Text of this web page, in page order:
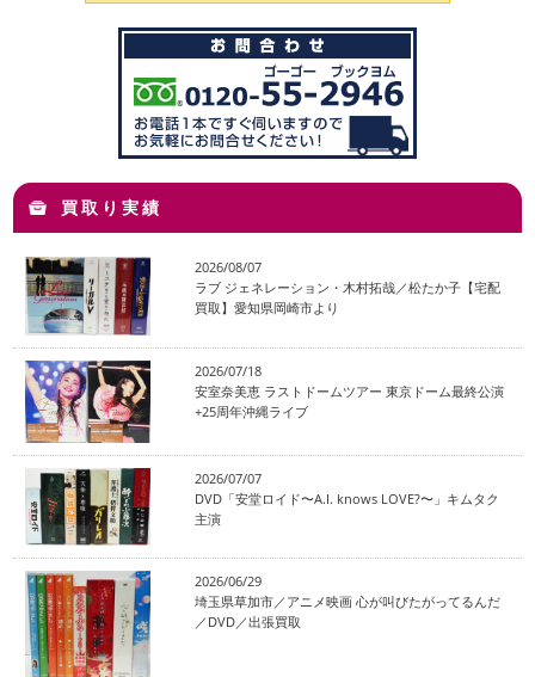
買取り実績
2026/08/07
ラブ ジェネレーション・木村拓哉／松たか子【宅配
買取】愛知県岡崎市より
2026/07/18
安室奈美恵 ラストドームツアー 東京ドーム最終公演
+25周年沖縄ライブ
2026/07/07
DVD「安堂ロイド〜A.I. knows LOVE?〜」キムタク
主演
2026/06/29
埼玉県草加市／アニメ映画 心が叫びたがってるんだ
／DVD／出張買取